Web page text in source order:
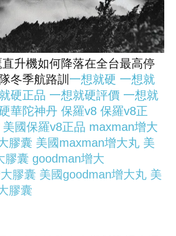
直升機如何降落在全台最高停
冬季航路訓 一想就硬 一想就
硬正品 一想就硬評價 一想就
華陀神丹 保羅v8 保羅v8正
美國保羅v8正品 maxman增大
膠囊 美國maxman增大丸 美
膠囊 goodman增大
膠囊 美國goodman增大丸 美
膠囊